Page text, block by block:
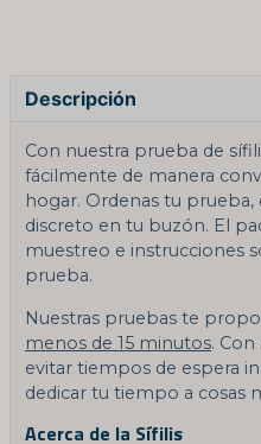
Descripción
Con nuestra prueba de
fácilmente de manera
hogar. Ordenas tu
discreto en tu buzón. El
muestreo e instrucciones
prueba.
Nuestras pruebas te
menos de 15 minutos.
evitar tiempos de espera
dedicar tu tiempo a cosas
Acerca de la Sífilis